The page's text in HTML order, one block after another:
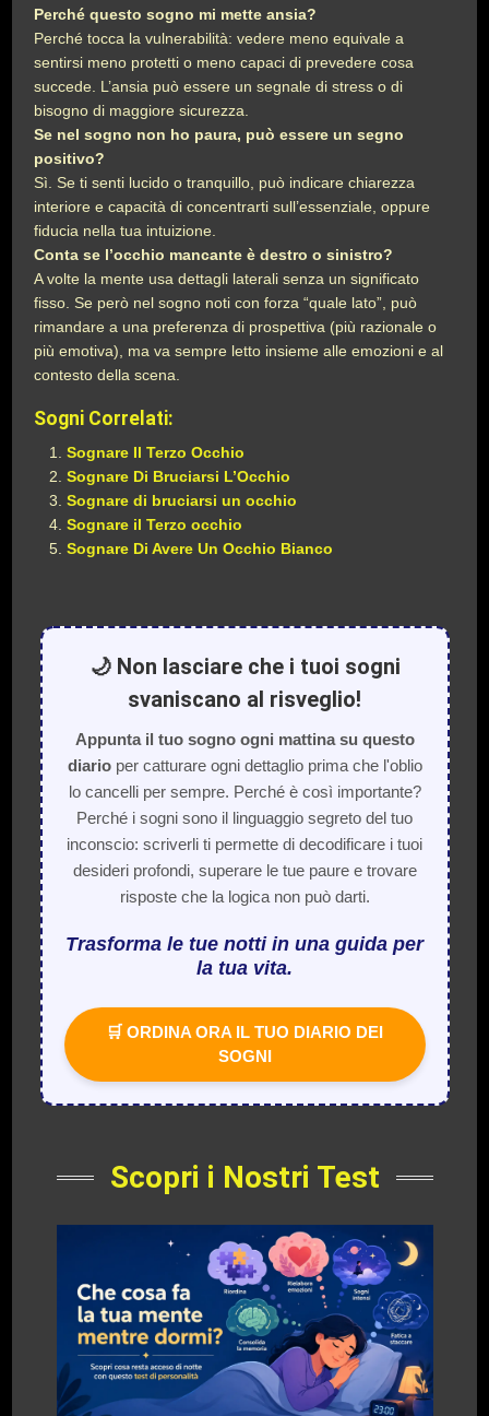
Perché questo sogno mi mette ansia?
Perché tocca la vulnerabilità: vedere meno equivale a
sentirsi meno protetti o meno capaci di prevedere cosa
succede. L’ansia può essere un segnale di stress o di
bisogno di maggiore sicurezza.
Se nel sogno non ho paura, può essere un segno
positivo?
Sì. Se ti senti lucido o tranquillo, può indicare chiarezza
interiore e capacità di concentrarti sull’essenziale, oppure
fiducia nella tua intuizione.
Conta se l’occhio mancante è destro o sinistro?
A volte la mente usa dettagli laterali senza un significato
fisso. Se però nel sogno noti con forza “quale lato”, può
rimandare a una preferenza di prospettiva (più razionale o
più emotiva), ma va sempre letto insieme alle emozioni e al
contesto della scena.
Sogni Correlati:
Sognare Il Terzo Occhio
Sognare Di Bruciarsi L’Occhio
Sognare di bruciarsi un occhio
Sognare il Terzo occhio
Sognare Di Avere Un Occhio Bianco
🌙 Non lasciare che i tuoi sogni
svaniscano al risveglio!
Appunta il tuo sogno ogni mattina su questo
diarioper catturare ogni dettaglio prima che l'oblio
lo cancelli per sempre. Perché è così importante?
Perché i sogni sono il linguaggio segreto del tuo
inconscio: scriverli ti permette di decodificare i tuoi
desideri profondi, superare le tue paure e trovare
risposte che la logica non può darti.
Trasforma le tue notti in una guida per
la tua vita.
🛒 ORDINA ORA IL TUO DIARIO DEI
SOGNI
Scopri i Nostri Test